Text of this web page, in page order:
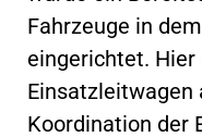
Fahrzeuge in
eingerichtet.
Einsatzleitwagen
Koordination der